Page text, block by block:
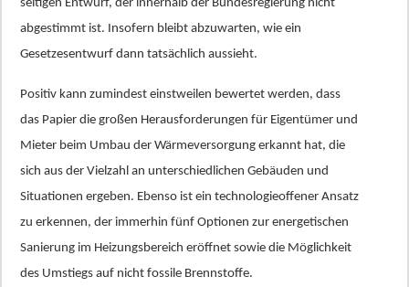
seitigen Entwurf, der innerhalb der Bundesregierung nicht
abgestimmt ist. Insofern bleibt abzuwarten, wie ein
Gesetzesentwurf dann tatsächlich aussieht.
Positiv kann zumindest einstweilen bewertet werden, dass
das Papier die großen Herausforderungen für Eigentümer und
Mieter beim Umbau der Wärmeversorgung erkannt hat, die
sich aus der Vielzahl an unterschiedlichen Gebäuden und
Situationen ergeben. Ebenso ist ein technologieoffener Ansatz
zu erkennen, der immerhin fünf Optionen zur energetischen
Sanierung im Heizungsbereich eröffnet sowie die Möglichkeit
des Umstiegs auf nicht fossile Brennstoffe.